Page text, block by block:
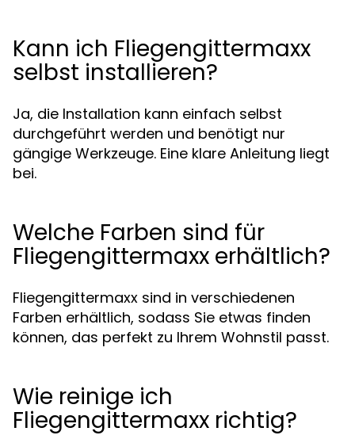
Kann ich Fliegengittermaxx
selbst installieren?
Ja, die Installation kann einfach selbst
durchgeführt werden und benötigt nur
gängige Werkzeuge. Eine klare Anleitung liegt
bei.
Welche Farben sind für
Fliegengittermaxx erhältlich?
Fliegengittermaxx sind in verschiedenen
Farben erhältlich, sodass Sie etwas finden
können, das perfekt zu Ihrem Wohnstil passt.
Wie reinige ich
Fliegengittermaxx richtig?